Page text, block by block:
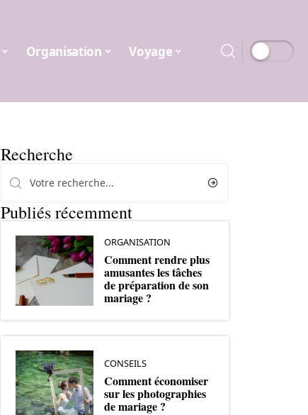
Organisation Voyage
Recherche
Publiés récemment
ORGANISATION
Comment rendre plus
amusantes les tâches
de préparation de son
mariage ?
CONSEILS
Comment économiser
sur les photographies
de mariage ?